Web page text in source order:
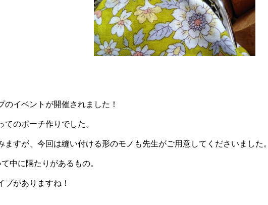
イベントが開催されました！
のポーチ作りでした。
すが、今回は縫い付ける形のモノも先生がご用意してくださいました。
中に隔たりがあるもの。
がありますね！